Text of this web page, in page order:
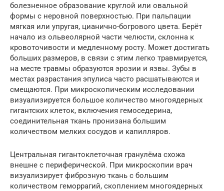
болезненное образование круглой или овальной
формы с неровной поверхностью. При пальпации
мягкая или упругая, цианично-богрового цвета. Берёт
начало из ольвеолярной части челюсти, склонна к
кровоточивости и медленному росту. Может достигать
больших размеров, в связи с этим легко травмируется,
на месте травмы образуются эрозии и язвы. Зубы в
местах разрастания эпулиса часто расшатываются и
смещаются. При микроскопическим исследовании
визуализируется большое количество многоядерных
гигантских клеток, включения гемоседерина,
соединительная ткань пронизана большим
количеством мелких сосудов и капилляров.
Центральная гигантоклеточная гранулёма схожа
внешне с периферической. При микроскопии врач
визуализирует фиброзную ткань с большим
количеством геморрагий, скоплением многоядерных